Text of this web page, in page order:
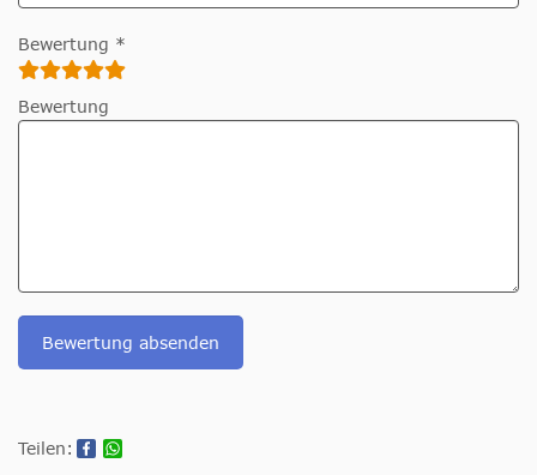
Bewertung *
Bewertung
Bewertung absenden
Teilen: